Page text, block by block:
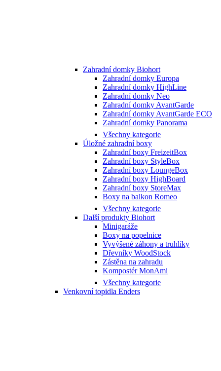
Zahradní domky Biohort
Zahradní domky Europa
Zahradní domky HighLine
Zahradní domky Neo
Zahradní domky AvantGarde
Zahradní domky AvantGarde ECO
Zahradní domky Panorama
Všechny kategorie
Úložné zahradní boxy
Zahradní boxy FreizeitBox
Zahradní boxy StyleBox
Zahradní boxy LoungeBox
Zahradní boxy HighBoard
Zahradní boxy StoreMax
Boxy na balkon Romeo
Všechny kategorie
Další produkty Biohort
Minigaráže
Boxy na popelnice
Vyvýšené záhony a truhlíky
Dřevníky WoodStock
Zástěna na zahradu
Kompostér MonAmi
Všechny kategorie
Venkovní topidla Enders